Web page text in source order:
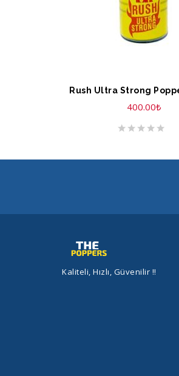
SEPETE EKLE
400.00₺
Kaliteli, Hızlı, Güvenilir !!